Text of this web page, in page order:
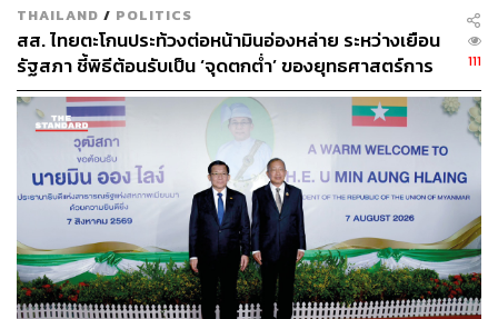
ผู้เชี่ยวชาญด้านการขนส่งและโลจิสติกส์ให้สัมภาษณ์กับ
THE STANDARD เพิ่มเติมว่า สิงคโปร์ อินโดนีเซีย และ
มาเลเซียไม่มีทางจะปิดช่องแคบมะละกา เพราะจะสร้างผลก
ระทบให้กับเศรษกิจโดยตรง หากมีการปิดช่องแคบดังกล่าว
นั่นหมายถึงสงครามใหญ่ที่ ‘มหาอำนาจ’ เป็นตัวการสั่งปิด
และหากเป็นเช่นนั้นจริงๆ การที่มหาอำนาจจะมาสั่งปิดหรือ
บีบโครงการแลนด์บริดจ์ทำได้ง่ายกว่าการไปสั่งปิดช่องแคบ
ทางทะเลเสียอีก
“กรณีของฮอร์มุซ ซึ่งประเทศที่อยู่บริเวณนั้นเป็นฝ่ายปิด แต่
จริงๆ แล้วฮอร์มุซไม่ใช่ช่องแคบเสียทีเดียว ลักษณะของมัน
เป็นปากอ่าวมากกว่า อิหร่านเป็นฝ่ายต้องสั่งปิด
THAILAND / POLITICS
สส. ไทยตะโกนประท้วงต่อหน้ามินอ่องหล่าย ระหว่างเยือน
รัฐสภา ชี้พิธีต้อนรับเป็น ‘จุดตกต่ำ’ ของยุทธศาสตร์การ
ทูตไทย
111